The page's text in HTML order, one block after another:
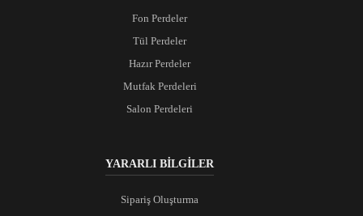
Fon Perdeler
Tül Perdeler
Hazır Perdeler
Mutfak Perdeleri
Salon Perdeleri
YARARLI BİLGİLER
Sipariş Oluşturma